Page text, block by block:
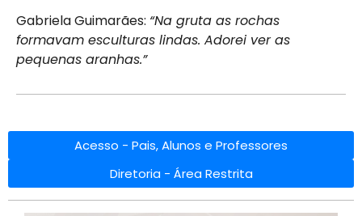
Gabriela Guimarães: “Na gruta as rochas
formavam esculturas lindas. Adorei ver as
pequenas aranhas.”
Acesso - Pais, Alunos e Professores
Diretoria - Área Restrita